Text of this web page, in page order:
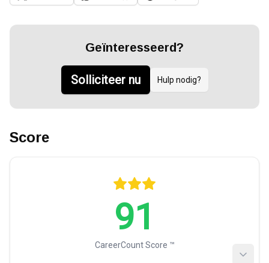
Geïnteresseerd?
Solliciteer nu Hulp nodig?
Score
91
CareerCount Score ™️